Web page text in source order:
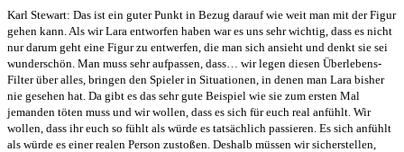
Karl Stewart: Das ist ein guter Punkt in Bezug darauf wie weit man mit der Figur
gehen kann. Als wir Lara entworfen haben war es uns sehr wichtig, dass es nicht
nur darum geht eine Figur zu entwerfen, die man sich ansieht und denkt sie sei
wunderschön. Man muss sehr aufpassen, dass… wir legen diesen Überlebens-
Filter über alles, bringen den Spieler in Situationen, in denen man Lara bisher
nie gesehen hat. Da gibt es das sehr gute Beispiel wie sie zum ersten Mal
jemanden töten muss und wir wollen, dass es sich für euch real anfühlt. Wir
wollen, dass ihr euch so fühlt als würde es tatsächlich passieren. Es sich anfühlt
als würde es einer realen Person zustoßen. Deshalb müssen wir sicherstellen,